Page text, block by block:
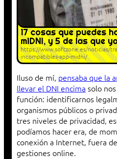
17 cosas que puedes
miDNI, y 5 de las que
https://www.softzone.es/noticias/
incompatibles-app-midni/
Iluso de mí, pensaba que la
llevar el DNI encima solo
función: identificarnos
organismos públicos o
tres niveles de privacidad,
podíamos hacer era, de
conexión a Internet, fuera
gestiones online.